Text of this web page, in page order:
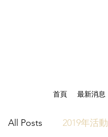
首頁 最新消息
All Posts 2019年活動